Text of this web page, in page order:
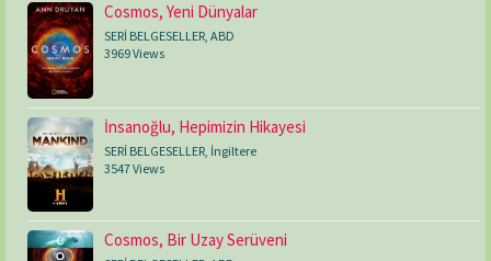
Cosmos, Yeni Dünyalar
SERİ BELGESELLER, ABD
3969 Views
İnsanoğlu, Hepimizin Hikayesi
SERİ BELGESELLER, İngiltere
3547 Views
Cosmos, Bir Uzay Serüveni